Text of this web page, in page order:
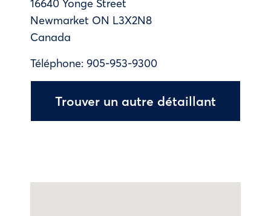
16640 Yonge Street
Newmarket ON L3X2N8
Canada
Téléphone: 905-953-9300
Trouver un autre détaillant